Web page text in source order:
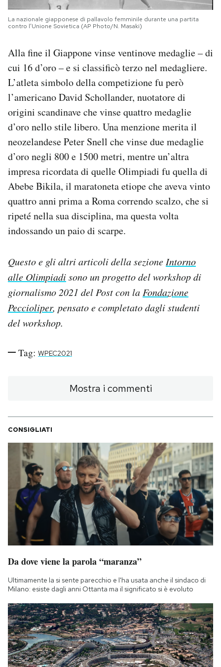
La nazionale giapponese di pallavolo femminile durante una partita
contro l’Unione Sovietica (AP Photo/N. Masaki)
Alla fine il Giappone vinse ventinove medaglie – di
cui 16 d’oro – e si classificò terzo nel medagliere.
L’atleta simbolo della competizione fu però
l’americano David Schollander, nuotatore di
origini scandinave che vinse quattro medaglie
d’oro nello stile libero. Una menzione merita il
neozelandese Peter Snell che vinse due medaglie
d’oro negli 800 e 1500 metri, mentre un’altra
impresa ricordata di quelle Olimpiadi fu quella di
Abebe Bikila, il maratoneta etiope che aveva vinto
quattro anni prima a Roma correndo scalzo, che si
ripeté nella sua disciplina, ma questa volta
indossando un paio di scarpe.
Questo e gli altri articoli della sezione Intorno
alle Olimpiadisono un progetto del workshop di
giornalismo 2021 del Post con la Fondazione
Peccioliper, pensato e completato dagli studenti
del workshop.
Tag: WPEC2021
Mostra i commenti
CONSIGLIATI
Da dove viene la parola “maranza”
Ultimamente la si sente parecchio e l'ha usata anche il sindaco di
Milano: esiste dagli anni Ottanta ma il significato si è evoluto